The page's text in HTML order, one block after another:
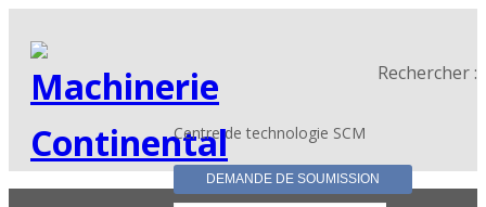
Centre de technologie SCM
DEMANDE DE SOUMISSION
Rechercher :